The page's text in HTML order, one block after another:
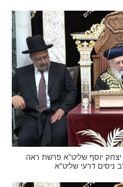
יוסף שליט"א פרשת ראה
דרעי שליט"א